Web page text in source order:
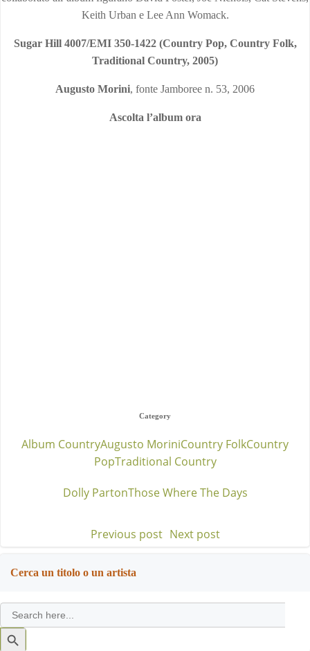
Keith Urban e Lee Ann Womack.
Sugar Hill 4007/EMI 350-1422 (Country Pop, Country Folk,
Traditional Country, 2005)
Augusto Morini, fonte Jamboree n. 53, 2006
Ascolta l’album ora
Category
Album CountryAugusto MoriniCountry FolkCountry
PopTraditional Country
Dolly PartonThose Where The Days
Post
navigation
Previous post Post
Next post
Cerca un titolo o un artista
Search
for:
Search
Button